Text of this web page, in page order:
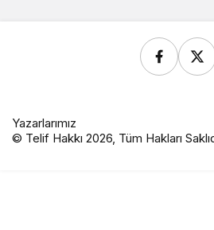
Yazarlarımız
© Telif Hakkı 2026, Tüm Hakları